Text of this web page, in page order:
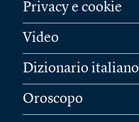
Privacy e cookie
Video
Dizionario italiano
Oroscopo